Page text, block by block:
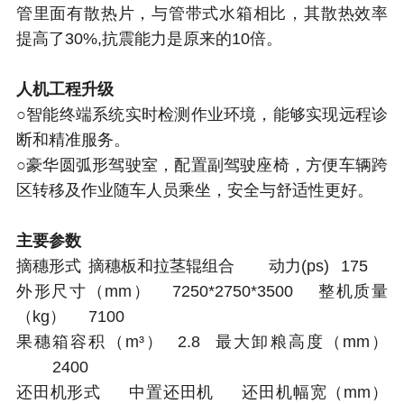
管里面有散热片，与管带式水箱相比，其散热效率
提高了30%,抗震能力是原来的10倍。
人机工程升级
○智能终端系统实时检测作业环境，能够实现远程诊
断和精准服务。
○豪华圆弧形驾驶室，配置副驾驶座椅，方便车辆跨
区转移及作业随车人员乘坐，安全与舒适性更好。
主要参数
摘穗形式 摘穗板和拉茎辊组合 动力(ps)
175
外形尺寸（mm）
7250*2750*3500
整机质量
（kg）
7100
果穗箱容积（m³）
2.8
最大卸粮高度（mm）
2400
还田机形式
中置还田机
还田机幅宽（mm）